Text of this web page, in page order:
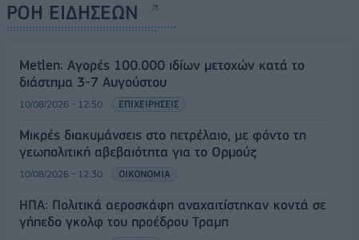
ΡΟΗ ΕΙΔΗΣΕΩΝ
Metlen: Αγορές 100.000 ιδίων μετοχών κατά το
διάστημα 3-7 Αυγούστου
10/08/2026 - 12:50 ΕΠΙΧΕΙΡΗΣΕΙΣ
Μικρές διακυμάνσεις στο πετρέλαιο, με φόντο τη
γεωπολιτική αβεβαιότητα για το Ορμούζ
10/08/2026 - 12:30 ΟΙΚΟΝΟΜΙΑ
ΗΠΑ: Πολιτικά αεροσκάφη αναχαιτίστηκαν κοντά σε
γήπεδο γκολφ του προέδρου Τραμπ